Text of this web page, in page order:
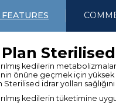
kedilerin
önüne geçmek için
Sterilised idrar yolları
kedilerin tüketimine